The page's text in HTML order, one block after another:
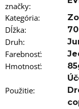
značky:
Kategória:
Dĺžka:
Druh:
Farebnosť:
Hmotnosť:
Použitie:
m
e
100%
JUMBO
BRAID
ZOSTRIHANÝ